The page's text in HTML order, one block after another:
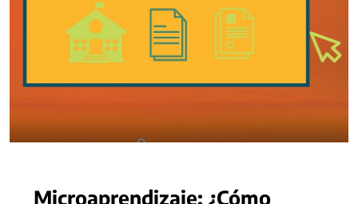
Microaprendizaje: ¿Cómo